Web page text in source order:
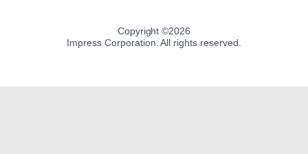
Copyright ©2026
Impress Corporation. All rights reserved.